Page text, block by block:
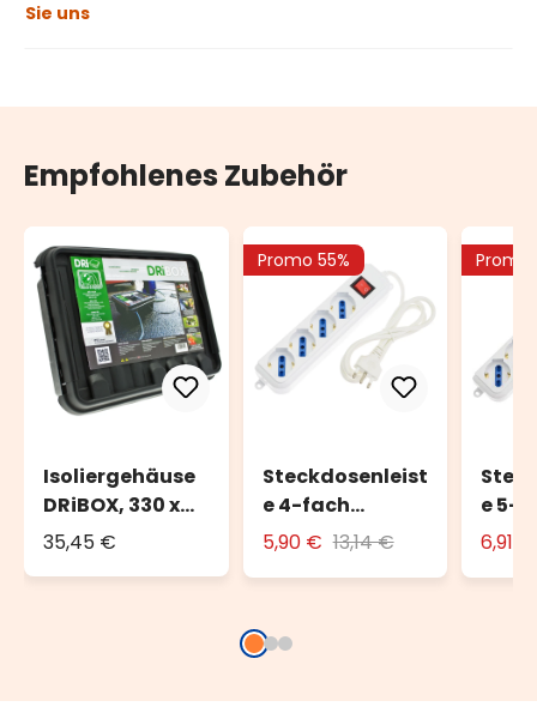
Sie uns
Empfohlenes Zubehör
Isoliergehäuse
DRiBOX, 330 x
230 x 140 mm,
35,45 €
Promo 55%
Steckdosenleist
e 4-fach
UNIVERSAL
5,90 € 13,14 €
Promo
e 5-
6,91